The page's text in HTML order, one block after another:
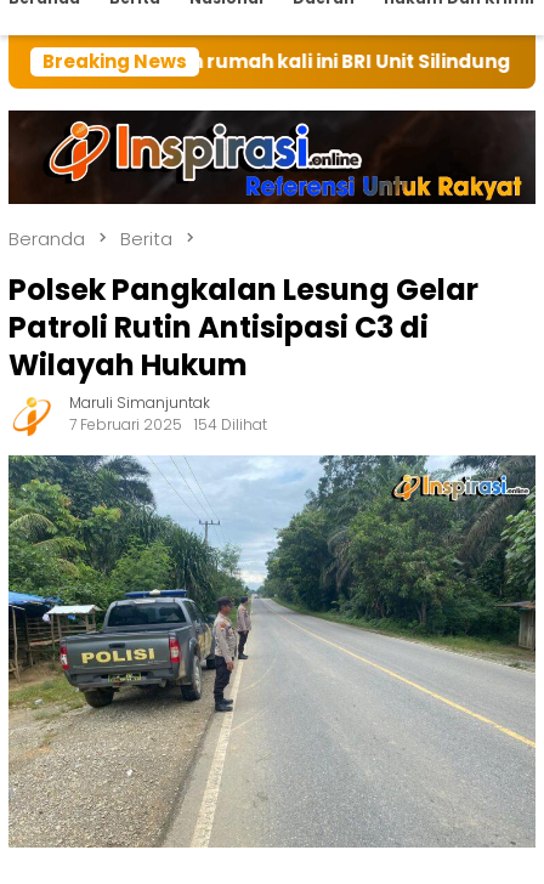
Breaking News
rumah kali ini BRI Unit Silindung Tarutung
Beranda Berita
Polsek Pangkalan Lesung Gelar
Patroli Rutin Antisipasi C3 di
Wilayah Hukum
Maruli Simanjuntak
7 Februari 2025
154 Dilihat